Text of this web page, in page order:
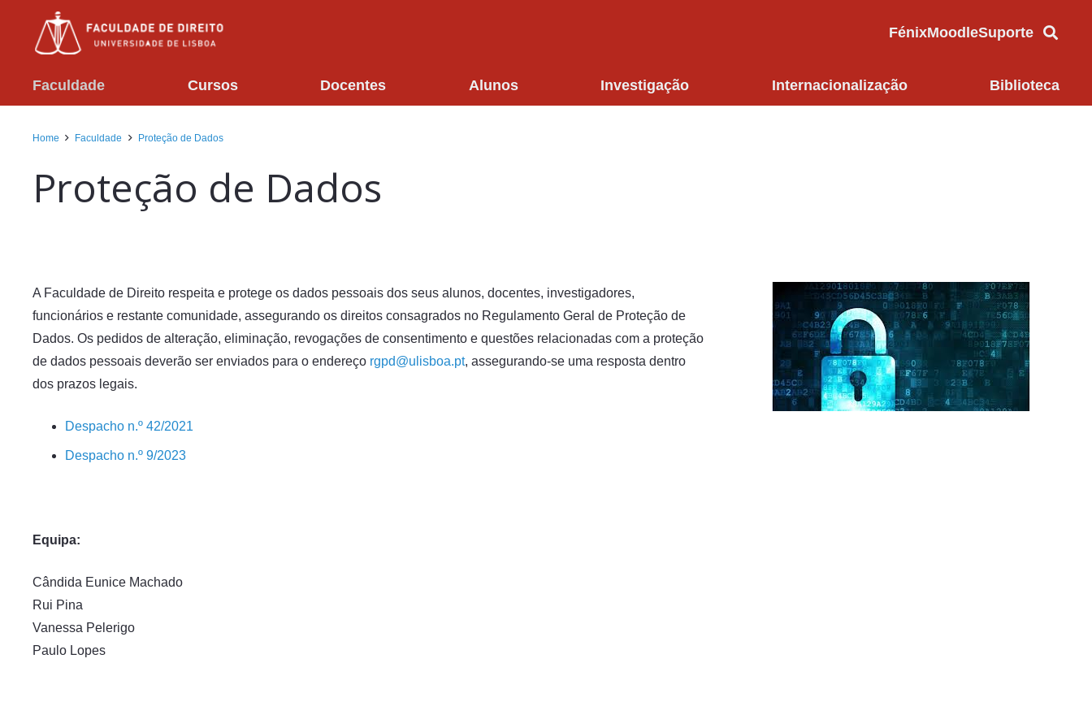
FénixMoodleSuporte
Faculdade Cursos Docentes Alunos Investigação Internacionalização Biblioteca
Home Faculdade Proteção de Dados
Proteção de Dados
A Faculdade de Direito respeita e protege os dados pessoais dos seus alunos, docentes, investigadores,
funcionários e restante comunidade, assegurando os direitos consagrados no Regulamento Geral de Proteção de
Dados. Os pedidos de alteração, eliminação, revogações de consentimento e questões relacionadas com a proteção
de dados pessoais deverão ser enviados para o endereço rgpd@ulisboa.pt, assegurando-se uma resposta dentro
dos prazos legais.
Despacho n.º 42/2021
Despacho n.º 9/2023
Equipa:
Cândida Eunice Machado
Rui Pina
Vanessa Pelerigo
Paulo Lopes